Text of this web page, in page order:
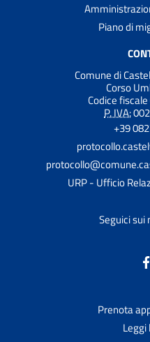
Piano di
Comune di
Corso
Codice
P. IVA:
+39
URP - Ufficio
Seguici sui
Prenota
Leggi